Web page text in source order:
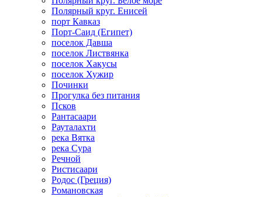
Полярный круг. Енисей
порт Кавказ
Порт-Саид (Египет)
поселок Давша
поселок Листвянка
поселок Хакусы
поселок Хужир
Починки
Прогулка без питания
Псков
Рантасаари
Рауталахти
река Вятка
река Сура
Речной
Ристисаари
Родос (Греция)
Романовская